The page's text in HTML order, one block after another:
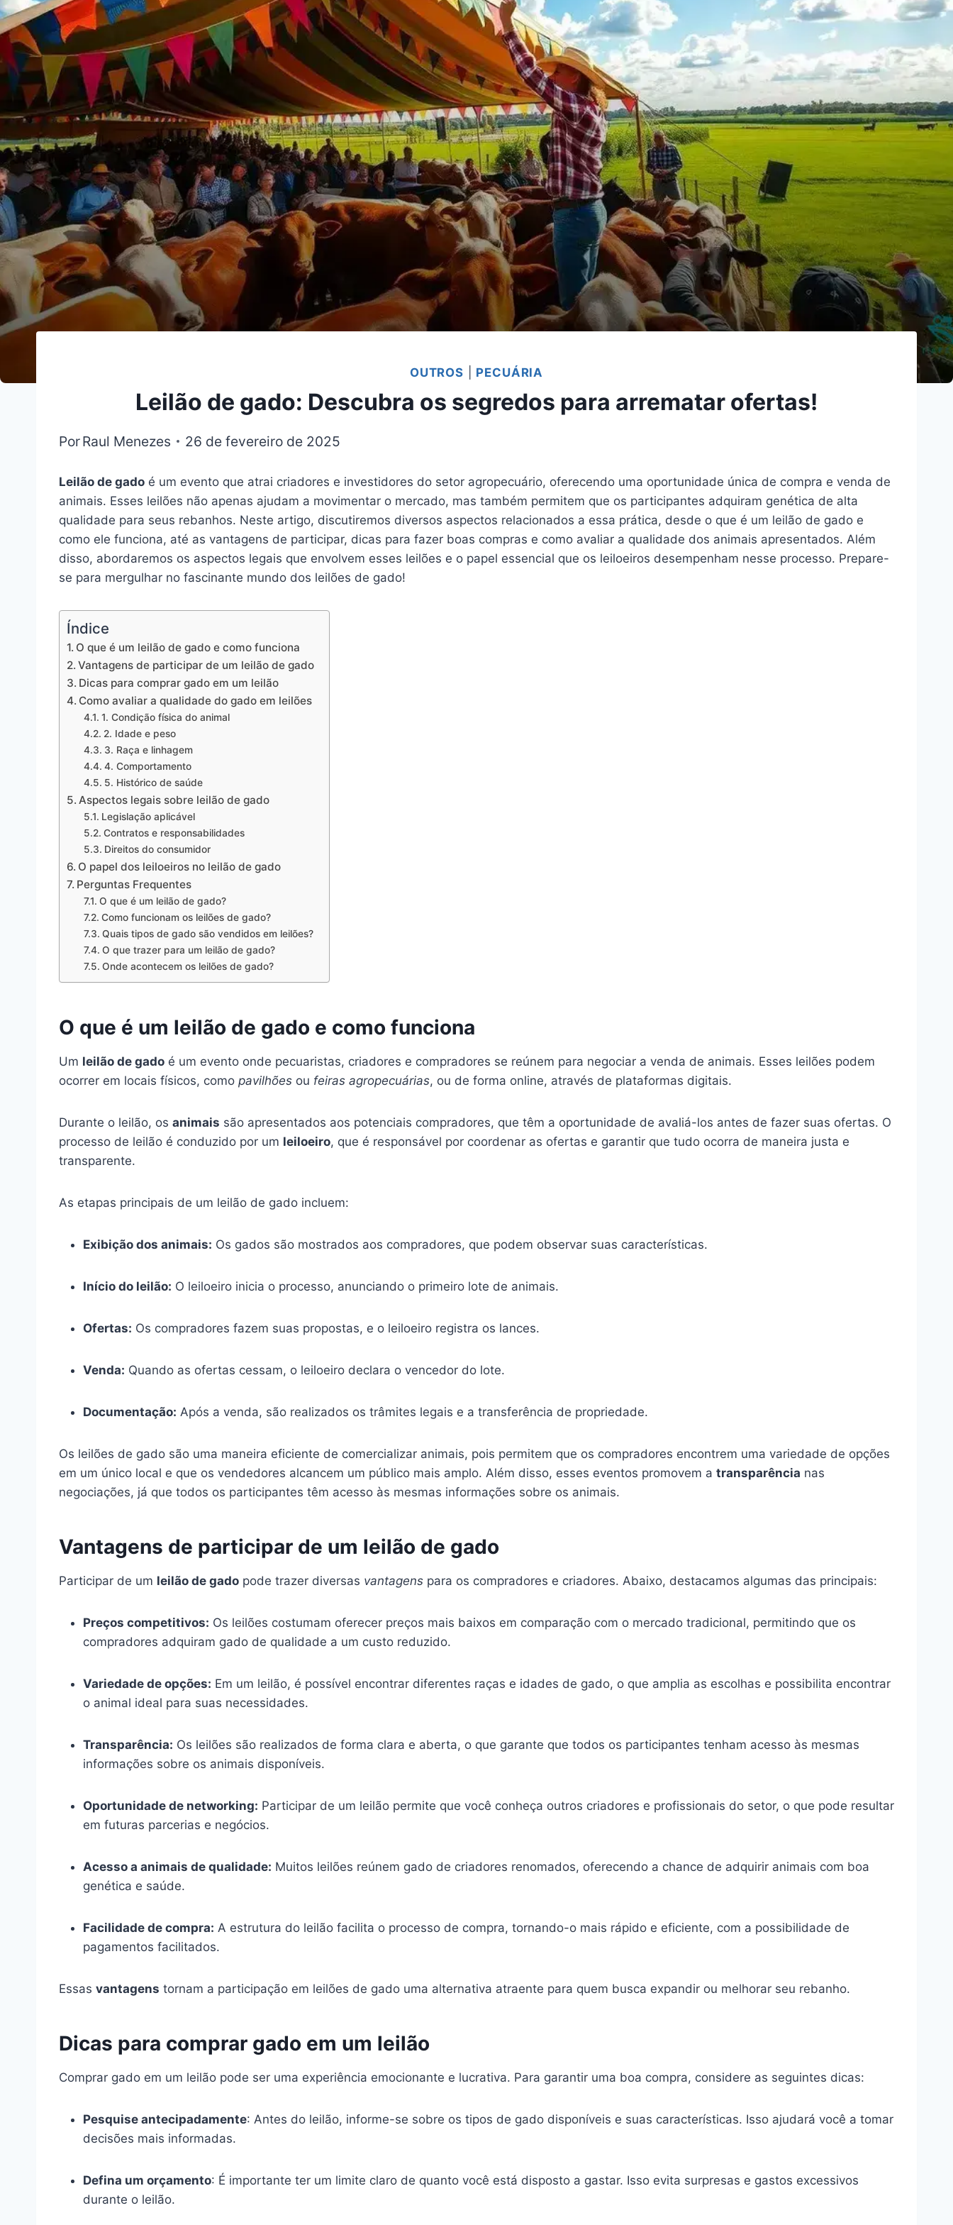
OUTROS PECUÁRIA
Leilão de gado: Descubra os segredos para arrematar ofertas!
PorRaul Menezes 26 de fevereiro de 2025
Leilão de gado é um evento que atrai criadores e investidores do setor agropecuário, oferecendo uma oportunidade única de compra e venda de
animais. Esses leilões não apenas ajudam a movimentar o mercado, mas também permitem que os participantes adquiram genética de alta
qualidade para seus rebanhos. Neste artigo, discutiremos diversos aspectos relacionados a essa prática, desde o que é um leilão de gado e
como ele funciona, até as vantagens de participar, dicas para fazer boas compras e como avaliar a qualidade dos animais apresentados. Além
disso, abordaremos os aspectos legais que envolvem esses leilões e o papel essencial que os leiloeiros desempenham nesse processo. Prepare-
se para mergulhar no fascinante mundo dos leilões de gado!
Índice
O que é um leilão de gado e como funciona
Vantagens de participar de um leilão de gado
Dicas para comprar gado em um leilão
Como avaliar a qualidade do gado em leilões
1. Condição física do animal
2. Idade e peso
3. Raça e linhagem
4. Comportamento
5. Histórico de saúde
Aspectos legais sobre leilão de gado
Legislação aplicável
Contratos e responsabilidades
Direitos do consumidor
O papel dos leiloeiros no leilão de gado
Perguntas Frequentes
O que é um leilão de gado?
Como funcionam os leilões de gado?
Quais tipos de gado são vendidos em leilões?
O que trazer para um leilão de gado?
Onde acontecem os leilões de gado?
O que é um leilão de gado e como funciona
Um leilão de gado é um evento onde pecuaristas, criadores e compradores se reúnem para negociar a venda de animais. Esses leilões podem
ocorrer em locais físicos, como pavilhões ou feiras agropecuárias, ou de forma online, através de plataformas digitais.
Durante o leilão, os animais são apresentados aos potenciais compradores, que têm a oportunidade de avaliá-los antes de fazer suas ofertas. O
processo de leilão é conduzido por um leiloeiro, que é responsável por coordenar as ofertas e garantir que tudo ocorra de maneira justa e
transparente.
As etapas principais de um leilão de gado incluem:
Exibição dos animais: Os gados são mostrados aos compradores, que podem observar suas características.
Início do leilão: O leiloeiro inicia o processo, anunciando o primeiro lote de animais.
Ofertas: Os compradores fazem suas propostas, e o leiloeiro registra os lances.
Venda: Quando as ofertas cessam, o leiloeiro declara o vencedor do lote.
Documentação: Após a venda, são realizados os trâmites legais e a transferência de propriedade.
Os leilões de gado são uma maneira eficiente de comercializar animais, pois permitem que os compradores encontrem uma variedade de opções
em um único local e que os vendedores alcancem um público mais amplo. Além disso, esses eventos promovem a transparência nas
negociações, já que todos os participantes têm acesso às mesmas informações sobre os animais.
Vantagens de participar de um leilão de gado
Participar de um leilão de gado pode trazer diversas vantagens para os compradores e criadores. Abaixo, destacamos algumas das principais:
Preços competitivos: Os leilões costumam oferecer preços mais baixos em comparação com o mercado tradicional, permitindo que os
compradores adquiram gado de qualidade a um custo reduzido.
Variedade de opções: Em um leilão, é possível encontrar diferentes raças e idades de gado, o que amplia as escolhas e possibilita encontrar
o animal ideal para suas necessidades.
Transparência: Os leilões são realizados de forma clara e aberta, o que garante que todos os participantes tenham acesso às mesmas
informações sobre os animais disponíveis.
Oportunidade de networking: Participar de um leilão permite que você conheça outros criadores e profissionais do setor, o que pode resultar
em futuras parcerias e negócios.
Acesso a animais de qualidade: Muitos leilões reúnem gado de criadores renomados, oferecendo a chance de adquirir animais com boa
genética e saúde.
Facilidade de compra: A estrutura do leilão facilita o processo de compra, tornando-o mais rápido e eficiente, com a possibilidade de
pagamentos facilitados.
Essas vantagens tornam a participação em leilões de gado uma alternativa atraente para quem busca expandir ou melhorar seu rebanho.
Dicas para comprar gado em um leilão
Comprar gado em um leilão pode ser uma experiência emocionante e lucrativa. Para garantir uma boa compra, considere as seguintes dicas:
Pesquise antecipadamente: Antes do leilão, informe-se sobre os tipos de gado disponíveis e suas características. Isso ajudará você a tomar
decisões mais informadas.
Defina um orçamento: É importante ter um limite claro de quanto você está disposto a gastar. Isso evita surpresas e gastos excessivos
durante o leilão.